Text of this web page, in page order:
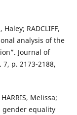
Haley; RADCLIFF,
analysis of the
Journal of
p. 2173-2188,
Melissa;
gender equality